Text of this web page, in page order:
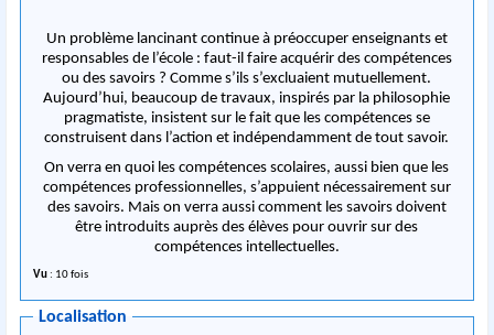
Un problème lancinant continue à préoccuper enseignants et
responsables de l’école : faut-il faire acquérir des compétences
ou des savoirs ? Comme s’ils s’excluaient mutuellement.
Aujourd’hui, beaucoup de travaux, inspirés par la philosophie
pragmatiste, insistent sur le fait que les compétences se
construisent dans l’action et indépendamment de tout savoir.
On verra en quoi les compétences scolaires, aussi bien que les
compétences professionnelles, s’appuient nécessairement sur
des savoirs. Mais on verra aussi comment les savoirs doivent
être introduits auprès des élèves pour ouvrir sur des
compétences intellectuelles.
Vu : 10 fois
Localisation